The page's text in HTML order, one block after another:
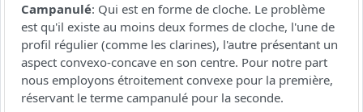
Campanulé: Qui est en forme de cloche. Le problème
est qu'il existe au moins deux formes de cloche, l'une de
profil régulier (comme les clarines), l'autre présentant un
aspect convexo-concave en son centre. Pour notre part
nous employons étroitement convexe pour la première,
réservant le terme campanulé pour la seconde.